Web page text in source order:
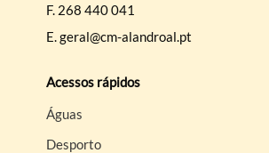
F. 268 440 041
E.geral@cm-alandroal.pt
Acessos rápidos
Águas
Desporto